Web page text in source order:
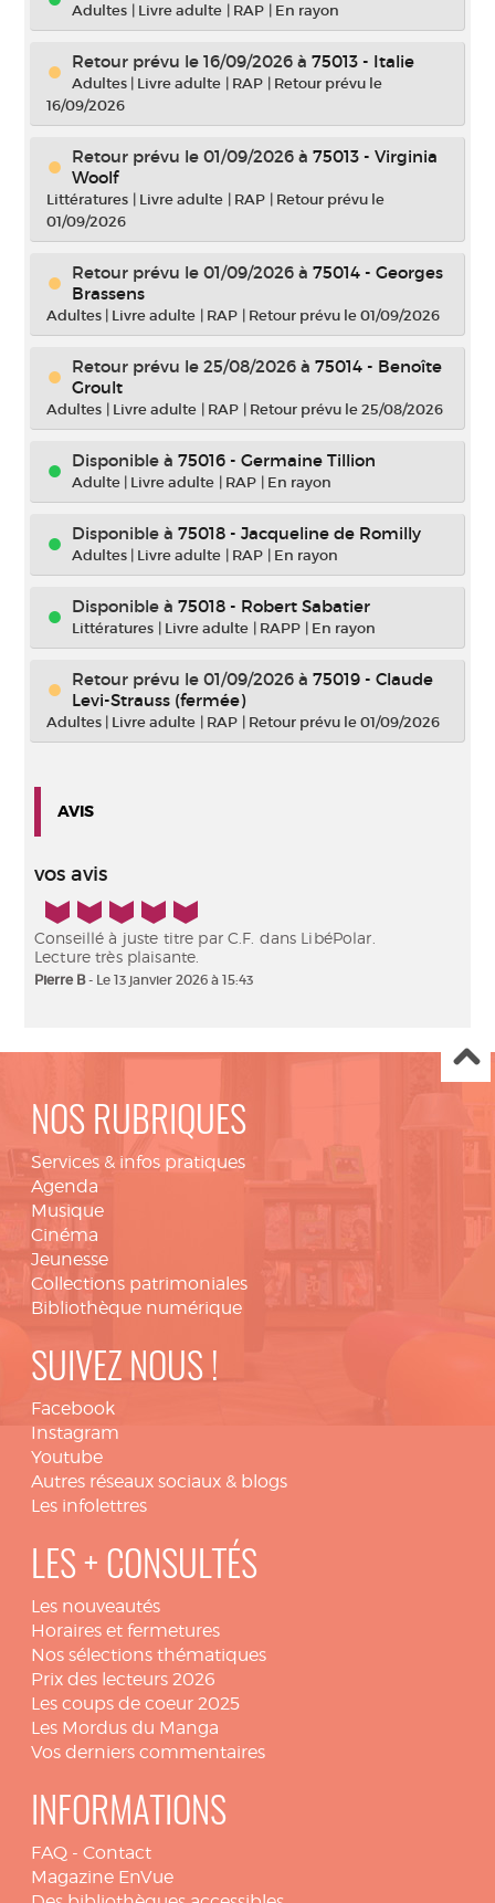
Adultes | Livre adulte | RAP | En rayon
Retour prévu le 16/09/2026 à 75013 - Italie
Adultes | Livre adulte | RAP | Retour prévu le
16/09/2026
Retour prévu le 01/09/2026 à 75013 - Virginia
Woolf
Littératures | Livre adulte | RAP | Retour prévu le
01/09/2026
Retour prévu le 01/09/2026 à 75014 - Georges
Brassens
Adultes | Livre adulte | RAP | Retour prévu le 01/09/2026
Retour prévu le 25/08/2026 à 75014 - Benoîte
Groult
Adultes | Livre adulte | RAP | Retour prévu le 25/08/2026
Disponible à 75016 - Germaine Tillion
Adulte | Livre adulte | RAP | En rayon
Disponible à 75018 - Jacqueline de Romilly
Adultes | Livre adulte | RAP | En rayon
Disponible à 75018 - Robert Sabatier
Littératures | Livre adulte | RAPP | En rayon
Retour prévu le 01/09/2026 à 75019 - Claude
Levi-Strauss (fermée)
Adultes | Livre adulte | RAP | Retour prévu le 01/09/2026
AVIS
vos avis
5/5
Conseillé à juste titre par C.F. dans LibéPolar.
Lecture très plaisante.
Pierre B- Le 13 janvier 2026 à 15:43
NOS RUBRIQUES
Services & infos pratiques
Agenda
Musique
Cinéma
Jeunesse
Collections patrimoniales
Bibliothèque numérique
SUIVEZ NOUS !
Facebook
Instagram
Youtube
Autres réseaux sociaux & blogs
Les infolettres
LES + CONSULTÉS
Les nouveautés
Horaires et fermetures
Nos sélections thématiques
Prix des lecteurs 2026
Les coups de coeur 2025
Les Mordus du Manga
Vos derniers commentaires
INFORMATIONS
FAQ - Contact
Magazine EnVue